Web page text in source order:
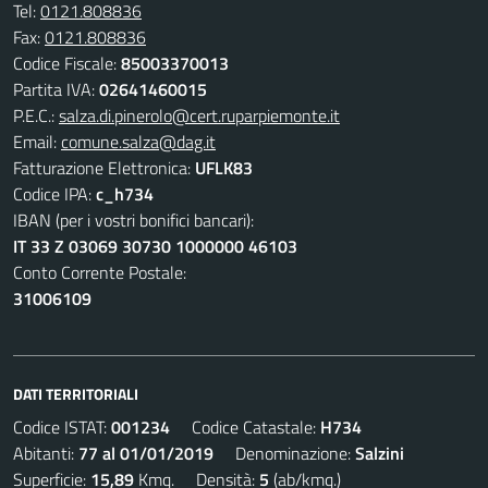
Tel:0121.808836
Fax:0121.808836
Codice Fiscale:85003370013
Partita IVA:02641460015
P.E.C.:salza.di.pinerolo@cert.ruparpiemonte.it
Email:comune.salza@dag.it
Fatturazione Elettronica: UFLK83
Codice IPA:c_h734
IBAN (per i vostri bonifici bancari):
IT 33 Z 03069 30730 1000000 46103
Conto Corrente Postale:
31006109
DATI TERRITORIALI
Codice ISTAT:001234 Codice Catastale: H734
Abitanti: 77 al 01/01/2019 Denominazione:Salzini
Superficie: 15,89 Kmq. Densità: 5 (ab/kmq.)